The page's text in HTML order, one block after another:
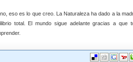
eso es lo que creo. La Naturaleza ha dado a la
total. El mundo sigue adelante gracias a